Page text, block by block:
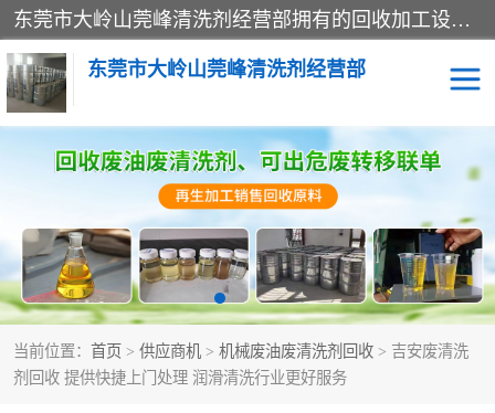
东莞市大岭山莞峰清洗剂经营部拥有的回收加工设备，大量废油回收、废清洗剂回收、废溶剂油回收、机械废油废清洗剂回收、废碳氢回收、碳氢液压油回收、碳氢二氯回收等废清洗剂处理；我们只是提供废旧化工原料的循环使用存放点，执行正规的存放，有正规的回收资质处理。同时我们公司批发零售回收级清洗剂，脱模油再生基础油，质量保证。
东莞市大岭山莞峰清洗剂经营部
当前位置： 首页 > 供应商机 > 机械废油废清洗剂回收 > 吉安废清洗
剂回收 提供快捷上门处理 润滑清洗行业更好服务
废清洗剂回收
废溶剂油回收 机械废油废清洗剂回收
废碳氢回收 碳氢液压油回收
碳氢二氯回收 回收废三四氯乙烯